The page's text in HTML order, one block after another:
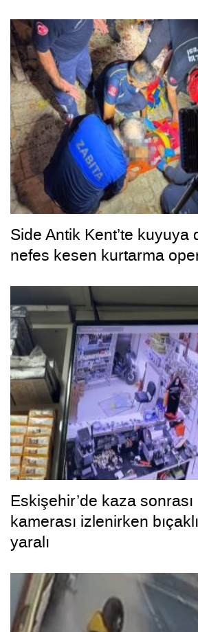
Side Antik Kent’te
nefes kesen kurtarma
Eskişehir’de kaza
kamerası izlenirken
yaralı